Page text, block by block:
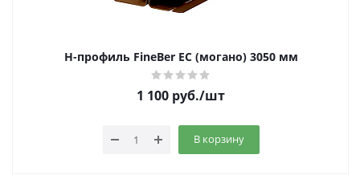
Н-профиль FineBer EC (могано) 3050 мм
1 100 руб./шт
В корзину